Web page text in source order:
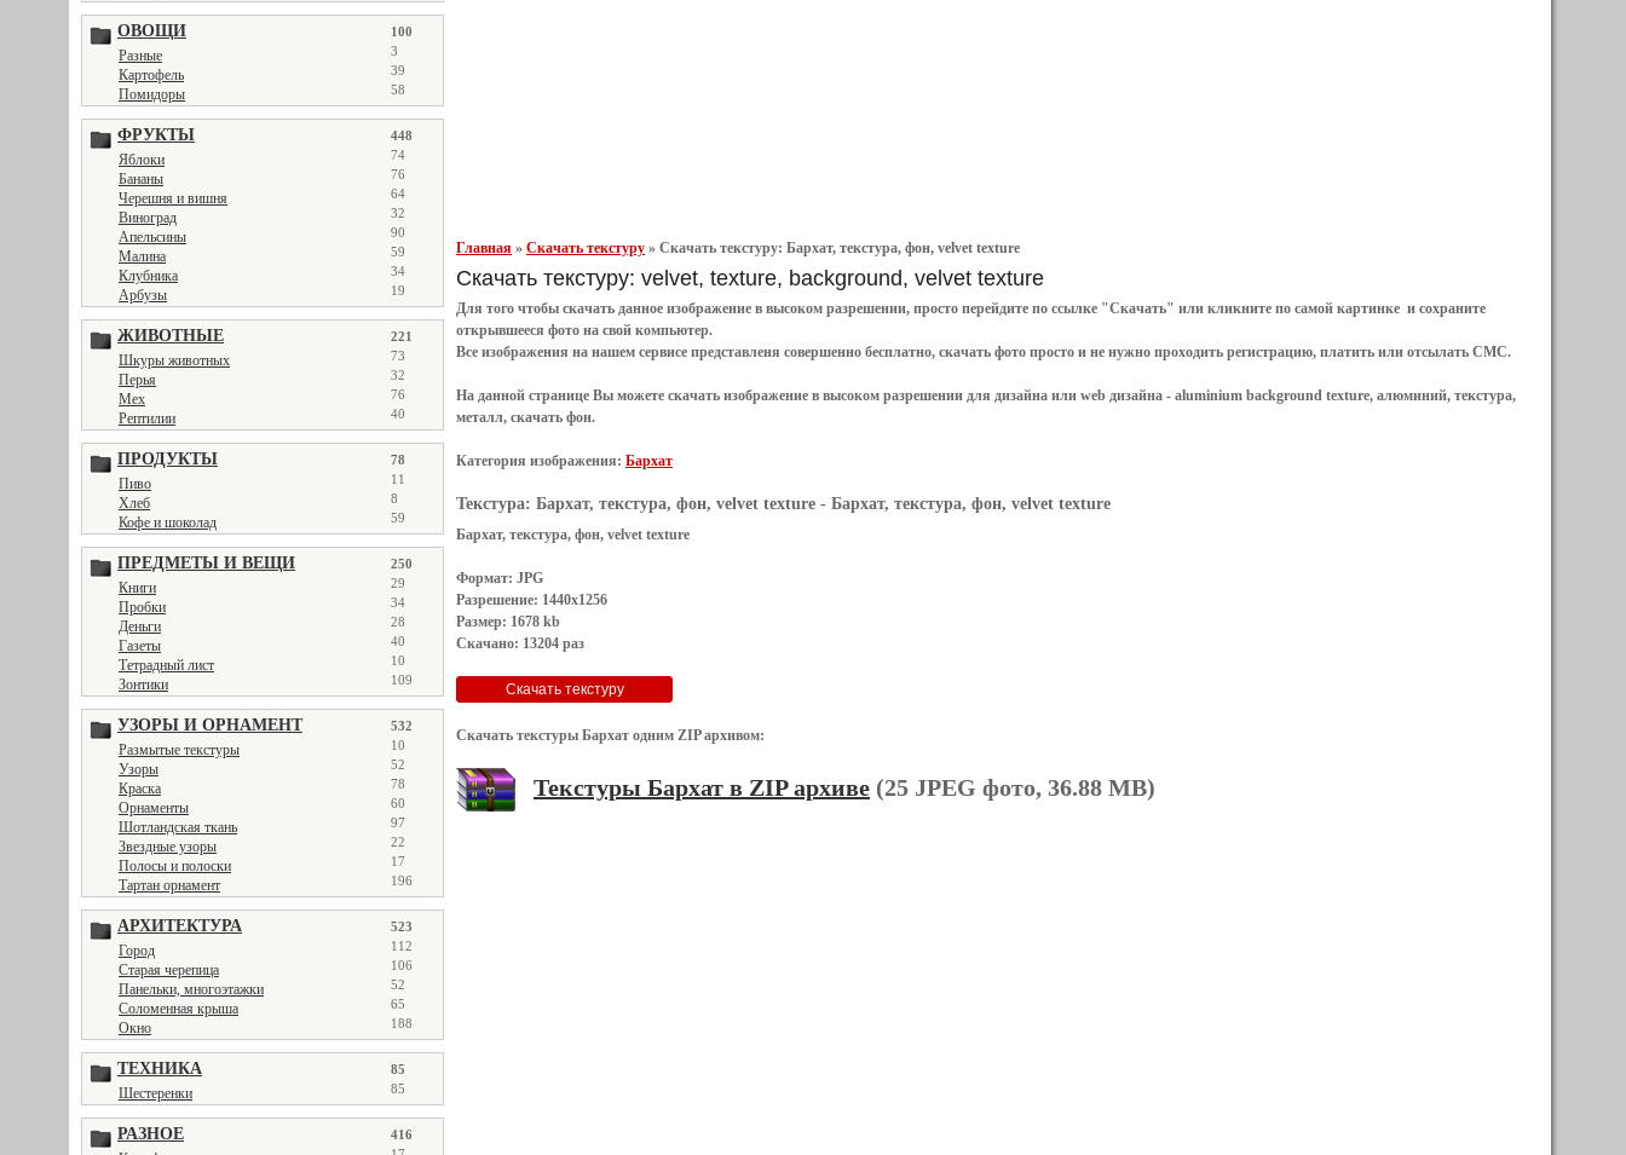
ОВОЩИ 100
Разные 3
Картофель 39
Помидоры 58
ФРУКТЫ 448
Яблоки 74
Бананы 76
Черешня и вишня 64
Виноград 32
Апельсины 90
Малина 59
Клубника 34
Арбузы 19
ЖИВОТНЫЕ 221
Шкуры животных 73
Перья 32
Мех 76
Рептилии 40
ПРОДУКТЫ 78
Пиво 11
Хлеб 8
Кофе и шоколад 59
ПРЕДМЕТЫ И ВЕЩИ 250
Книги 29
Пробки 34
Деньги 28
Газеты 40
Тетрадный лист 10
Зонтики 109
УЗОРЫ И ОРНАМЕНТ 532
Размытые текстуры 10
Узоры 52
Краска 78
Орнаменты 60
Шотландская ткань 97
Звездные узоры 22
Полосы и полоски 17
Тартан орнамент 196
АРХИТЕКТУРА 523
Город 112
Старая черепица 106
Панельки, многоэтажки 52
Соломенная крыша 65
Окно 188
ТЕХНИКА 85
Шестеренки 85
РАЗНОЕ 416
Главная » Скачать текстуру » Скачать текстуру: Бархат, текстура, фон, velvet texture
Скачать текстуру: velvet, texture, background, velvet texture
Для того чтобы скачать данное изображение в высоком разрешении, просто перейдите по ссылке "Скачать" или кликните по самой картинке и сохраните
открывшееся фото на свой компьютер.
Все изображения на нашем сервисе представленя совершенно бесплатно, скачать фото просто и не нужно проходить регистрацию, платить или отсылать СМС.
На данной странице Вы можете скачать изображение в высоком разрешении для дизайна или web дизайна - aluminium background texture, алюминий, текстура,
металл, скачать фон.
Категория изображения: Бархат
Текстура: Бархат, текстура, фон, velvet texture - Бархат, текстура, фон, velvet texture
Бархат, текстура, фон, velvet texture
Формат: JPG
Разрешение: 1440x1256
Размер: 1678 kb
Скачано: 13204 раз
Скачать текстуры Бархат одним ZIP архивом:
Текстуры Бархат в ZIP архиве (25 JPEG фото, 36.88 MB)